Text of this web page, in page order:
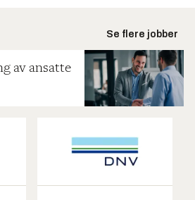
Se flere jobber
av ansatte